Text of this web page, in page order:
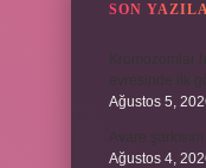
SON
Ağustos 5,
Ağustos 4,